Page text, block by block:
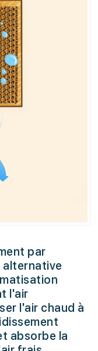
par
l'air
l'air chaud à
absorbe la